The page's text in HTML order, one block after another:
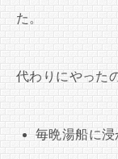
た。
代わりにやった
毎晩湯船に浸